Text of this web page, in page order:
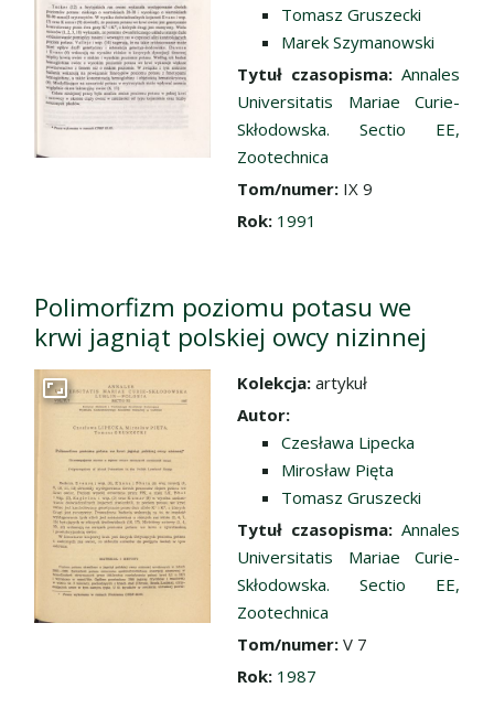
Tomasz Gruszecki
Marek Szymanowski
Tytuł czasopisma: Annales
Universitatis Mariae Curie-
Skłodowska. Sectio EE,
Zootechnica
Tom/numer: IX 9
Rok: 1991
Polimorfizm poziomu potasu we
krwi jagniąt polskiej owcy nizinnej
Przejdź do zbioru
Kolekcja: artykuł
Autor:
Czesława Lipecka
Mirosław Pięta
Tomasz Gruszecki
Tytuł czasopisma: Annales
Universitatis Mariae Curie-
Skłodowska. Sectio EE,
Zootechnica
Tom/numer: V 7
Rok: 1987